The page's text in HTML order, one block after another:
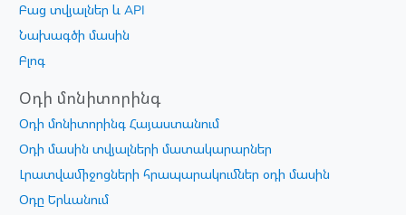
Բաց տվյալներ և API
Նախագծի մասին
Բլոգ
Օդի մոնիտորինգ
Օդի մոնիտորինգ Հայաստանում
Օդի մասին տվյալների մատակարարներ
Լրատվամիջոցների հրապարակումներ օդի մասին
Օդը Երևանում